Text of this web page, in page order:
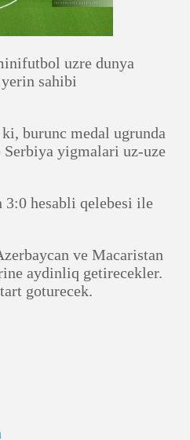
uzre dunya
sahibi
burunc medal ugrunda
yigmalari uz-uze
3:0 hesabli qelebesi ile
ve Macaristan
aydinliq getirecekler.
goturecek.